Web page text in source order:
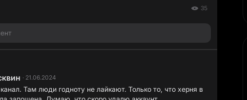
35
· 21.06.2024
Там люди годноту не лайкают. Только то, что херня в